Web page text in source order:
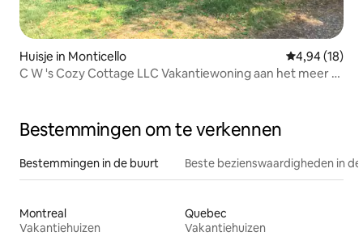
Huisje in Monticello Gemiddelde
4,94 (18)
C W 's Cozy Cottage LLC Vakantiewoning aan het meer N.
Bestemmingen om te verkennen
Bestemmingen in de buurt Beste bezienswaardigheden in
Montreal
Vakantiehuizen
Quebec
Vakantiehuizen